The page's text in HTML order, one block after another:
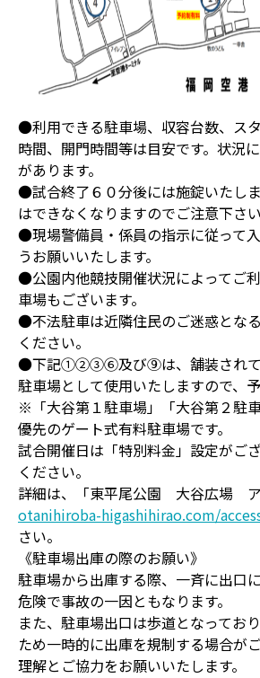
●利用できる駐車場、収容台数、ス
時間、開門時間等は目安です。状況
があります。
●試合終了６０分後には施錠いたし
はできなくなりますのでご注意下さい
●現場警備員・係員の指示に従って
うお願いいたします。
●公園内他競技開催状況によってご
車場もございます。
●不法駐車は近隣住民のご迷惑とな
ください。
●下記①②③⑥及び⑨は、舗装されて
駐車場として使用いたしますので、
※ 「大谷第１駐車場」「大谷第２駐
優先のゲート式有料駐車場です。
試合開催日は「特別料金」設定がご
ください。
詳細は、「東平尾公園 大谷広場
otanihiroba-higashihirao.com/
さい。
《駐車場出庫の際のお願い》
駐車場から出庫する際、一斉に出口
危険で事故の一因ともなります。
また、駐車場出口は歩道となってお
ため一時的に出庫を規制する場合が
理解とご協力をお願いいたします。